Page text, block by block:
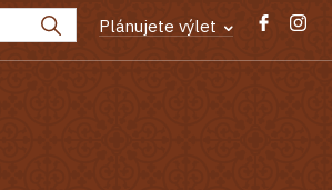
Plánujete výlet